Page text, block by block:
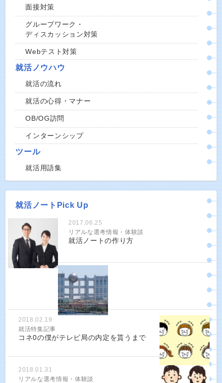
面接対策
グループワーク・
ディスカッション対策
Webテスト対策
就活ノウハウ
就活の流れ
就活の心得・マナー
OB/OG訪問
インターンシップ
ツール
就活用語集
就活ノートPick Up
2017.06.25
リアルな選考情報・体験談
就活ノートの作り方
2018.02.19
就活特集記事
コネ0の僕がテレビ局の内定を貰うまで
2018.01.31
リアルな選考情報・体験談